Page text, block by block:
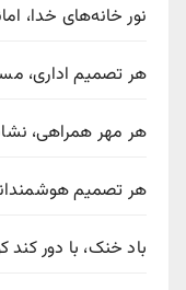
نور خانه‌های خدا،
هر تصمیم اداری،
هر مهر همراهی،
هر تصمیم
باد خنک، با دور